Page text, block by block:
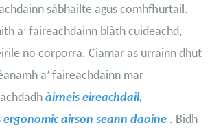
sàbhailte agus comhfhurtail.
a’ faireachdainn blàth cuideachd,
no corporra. Ciamar as urrainn dhut
a’ faireachdainn mar
àirneis eireachdail,
ergonomic airson seann daoine . Bidh